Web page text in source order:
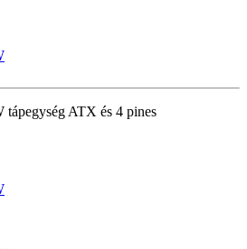
ATX és 4 pines